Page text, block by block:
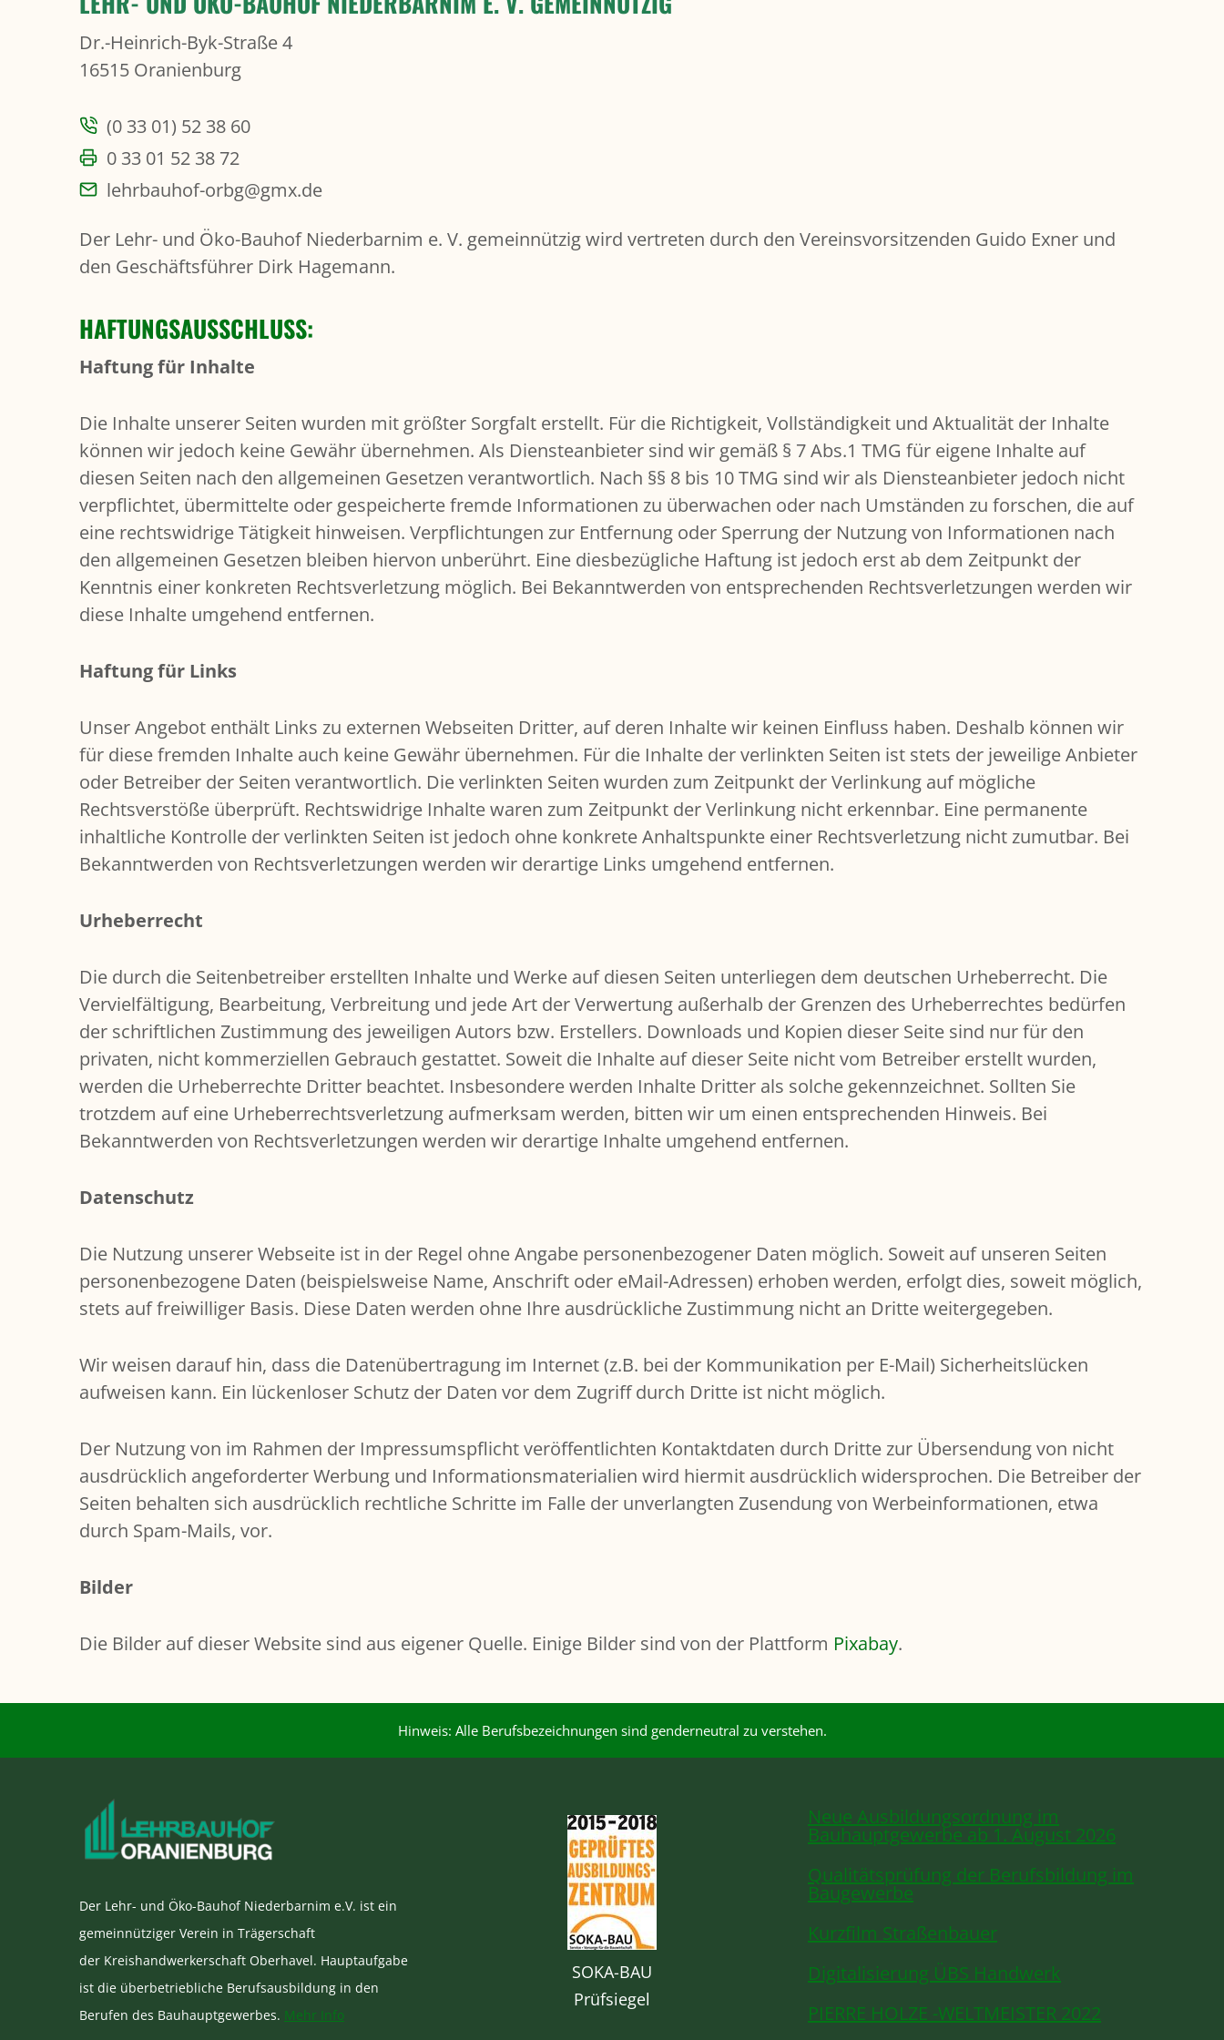
Dr.-Heinrich-Byk-Straße 4
16515 Oranienburg
(0 33 01) 52 38 60
0 33 01 52 38 72
lehrbauhof-orbg@gmx.de
Der Lehr- und Öko-Bauhof Niederbarnim e. V. gemeinnützig wird vertreten durch den Vereinsvorsitzenden Guido Exner und
den Geschäftsführer Dirk Hagemann.
HAFTUNGSAUSSCHLUSS:
Haftung für Inhalte
Die Inhalte unserer Seiten wurden mit größter Sorgfalt erstellt. Für die Richtigkeit, Vollständigkeit und Aktualität der Inhalte
können wir jedoch keine Gewähr übernehmen. Als Diensteanbieter sind wir gemäß § 7 Abs.1 TMG für eigene Inhalte auf
diesen Seiten nach den allgemeinen Gesetzen verantwortlich. Nach §§ 8 bis 10 TMG sind wir als Diensteanbieter jedoch nicht
verpflichtet, übermittelte oder gespeicherte fremde Informationen zu überwachen oder nach Umständen zu forschen, die auf
eine rechtswidrige Tätigkeit hinweisen. Verpflichtungen zur Entfernung oder Sperrung der Nutzung von Informationen nach
den allgemeinen Gesetzen bleiben hiervon unberührt. Eine diesbezügliche Haftung ist jedoch erst ab dem Zeitpunkt der
Kenntnis einer konkreten Rechtsverletzung möglich. Bei Bekanntwerden von entsprechenden Rechtsverletzungen werden wir
diese Inhalte umgehend entfernen.
Haftung für Links
Unser Angebot enthält Links zu externen Webseiten Dritter, auf deren Inhalte wir keinen Einfluss haben. Deshalb können wir
für diese fremden Inhalte auch keine Gewähr übernehmen. Für die Inhalte der verlinkten Seiten ist stets der jeweilige Anbieter
oder Betreiber der Seiten verantwortlich. Die verlinkten Seiten wurden zum Zeitpunkt der Verlinkung auf mögliche
Rechtsverstöße überprüft. Rechtswidrige Inhalte waren zum Zeitpunkt der Verlinkung nicht erkennbar. Eine permanente
inhaltliche Kontrolle der verlinkten Seiten ist jedoch ohne konkrete Anhaltspunkte einer Rechtsverletzung nicht zumutbar. Bei
Bekanntwerden von Rechtsverletzungen werden wir derartige Links umgehend entfernen.
Urheberrecht
Die durch die Seitenbetreiber erstellten Inhalte und Werke auf diesen Seiten unterliegen dem deutschen Urheberrecht. Die
Vervielfältigung, Bearbeitung, Verbreitung und jede Art der Verwertung außerhalb der Grenzen des Urheberrechtes bedürfen
der schriftlichen Zustimmung des jeweiligen Autors bzw. Erstellers. Downloads und Kopien dieser Seite sind nur für den
privaten, nicht kommerziellen Gebrauch gestattet. Soweit die Inhalte auf dieser Seite nicht vom Betreiber erstellt wurden,
werden die Urheberrechte Dritter beachtet. Insbesondere werden Inhalte Dritter als solche gekennzeichnet. Sollten Sie
trotzdem auf eine Urheberrechtsverletzung aufmerksam werden, bitten wir um einen entsprechenden Hinweis. Bei
Bekanntwerden von Rechtsverletzungen werden wir derartige Inhalte umgehend entfernen.
Datenschutz
Die Nutzung unserer Webseite ist in der Regel ohne Angabe personenbezogener Daten möglich. Soweit auf unseren Seiten
personenbezogene Daten (beispielsweise Name, Anschrift oder eMail-Adressen) erhoben werden, erfolgt dies, soweit möglich,
stets auf freiwilliger Basis. Diese Daten werden ohne Ihre ausdrückliche Zustimmung nicht an Dritte weitergegeben.
Wir weisen darauf hin, dass die Datenübertragung im Internet (z.B. bei der Kommunikation per E-Mail) Sicherheitslücken
aufweisen kann. Ein lückenloser Schutz der Daten vor dem Zugriff durch Dritte ist nicht möglich.
Der Nutzung von im Rahmen der Impressumspflicht veröffentlichten Kontaktdaten durch Dritte zur Übersendung von nicht
ausdrücklich angeforderter Werbung und Informationsmaterialien wird hiermit ausdrücklich widersprochen. Die Betreiber der
Seiten behalten sich ausdrücklich rechtliche Schritte im Falle der unverlangten Zusendung von Werbeinformationen, etwa
durch Spam-Mails, vor.
Bilder
Die Bilder auf dieser Website sind aus eigener Quelle. Einige Bilder sind von der Plattform Pixabay.
Hinweis: Alle Berufsbezeichnungen sind genderneutral zu verstehen.
Der Lehr- und Öko-Bauhof Niederbarnim e.V. ist ein
gemeinnütziger Verein in Trägerschaft
der Kreishandwerkerschaft Oberhavel. Hauptaufgabe
ist die überbetriebliche Berufsausbildung in den
Berufen des Bauhauptgewerbes. Mehr Info
SOKA-BAU
Prüfsiegel
Neue Ausbildungsordnung im
Bauhauptgewerbe ab 1. August 2026
Qualitätsprüfung der Berufsbildung im
Baugewerbe
Kurzfilm Straßenbauer
Digitalisierung ÜBS Handwerk
PIERRE HOLZE -WELTMEISTER 2022